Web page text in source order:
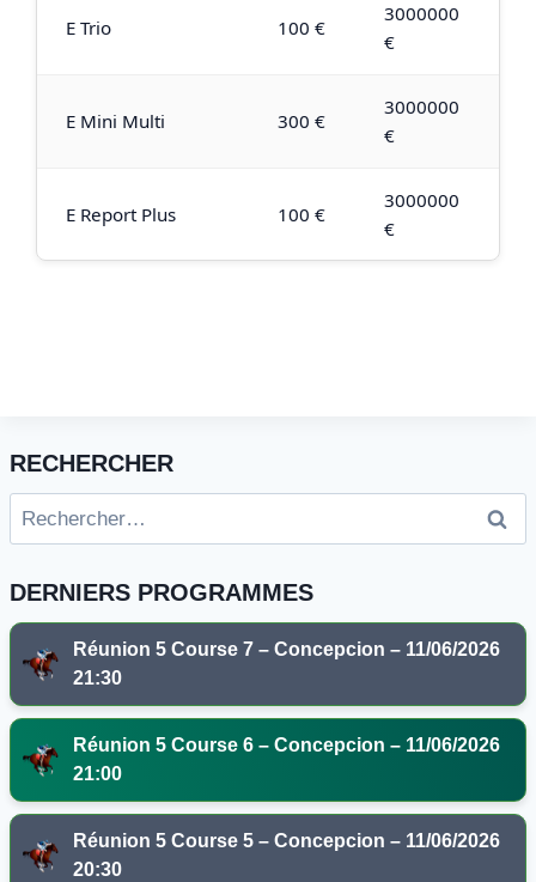
E Trio 100 €
3000000
€
E Mini Multi 300 €
3000000
€
E Report Plus 100 €
3000000
€
RECHERCHER
Rechercher :
DERNIERS PROGRAMMES
Réunion 5 Course 7 – Concepcion – 11/06/2026
21:30
Réunion 5 Course 6 – Concepcion – 11/06/2026
21:00
Réunion 5 Course 5 – Concepcion – 11/06/2026
20:30